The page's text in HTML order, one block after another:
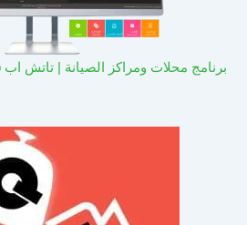
برنامج محلات ومراكز الصيانة | تاتش اب TouchUp